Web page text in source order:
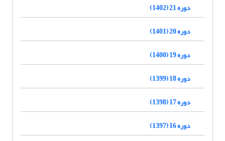
دوره 21 (1402)
دوره 20 (1401)
دوره 19 (1400)
دوره 18 (1399)
دوره 17 (1398)
دوره 16 (1397)